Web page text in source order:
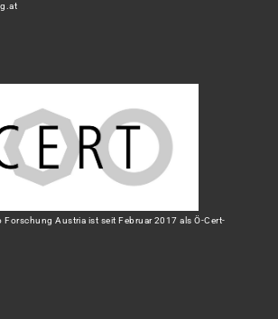
Forschung Austria ist seit Februar 2017 als Ö-Cert-